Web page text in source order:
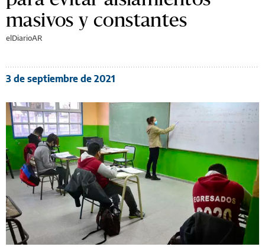
La Ciudad de Buenos Aires
prepara un nuevo protocolo
de burbujas en las escuelas
para evitar aislamientos
masivos y constantes
elDiarioAR
3 de septiembre de 2021